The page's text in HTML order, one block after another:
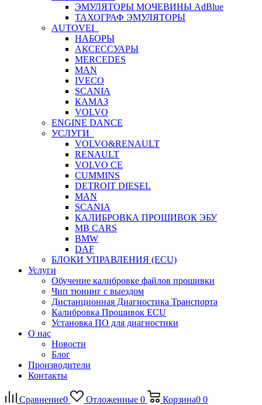
ЭМУЛЯТОРЫ МОЧЕВИНЫ АdBlue
ТАХОГРАФ ЭМУЛЯТОРЫ
AUTOVEI
НАБОРЫ
АКСЕССУАРЫ
MERCEDES
MAN
IVECO
SCANIA
КАМАЗ
VOLVO
ENGINE DANCE
УСЛУГИ
VOLVO&RENAULT
RENAULT
VOLVO CE
CUMMINS
DETROIT DIESEL
MAN
SCANIA
КАЛИБРОВКА ПРОШИВОК ЭБУ
MB CARS
BMW
DAF
БЛОКИ УПРАВЛЕНИЯ (ECU)
Услуги
Обучение калибровке файлов прошивки
Чип тюнинг с выездом
Дистанционная Диагностика Транспорта
Калибровка Прошивок ECU
Установка ПО для диагностики
О нас
Новости
Блог
Производители
Контакты
Сравнение0 Отложенные 0 Корзина0 0